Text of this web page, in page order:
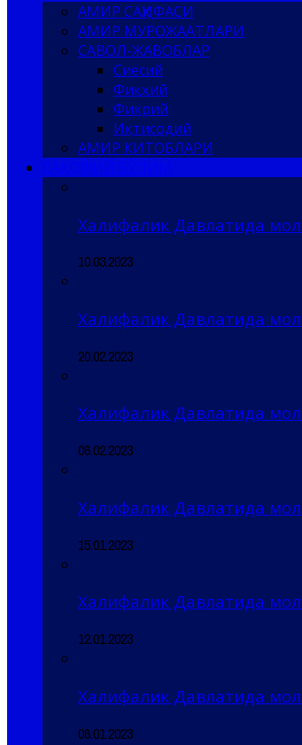
АМИР САҲИФАСИ
АМИР МУРОЖААТЛАРИ
САВОЛ-ЖАВОБЛАР
Сиёсий
Фиқҳий
Фикрий
Иқтисодий
АМИР КИТОБЛАРИ
Халифалик Давлатида
10.03.2023
Халифалик Давлатида
20.02.2023
Халифалик Давлатида
06.02.2023
Халифалик Давлатида
15.01.2023
Халифалик Давлатида
12.01.2023
Халифалик Давлатида
06.01.2023